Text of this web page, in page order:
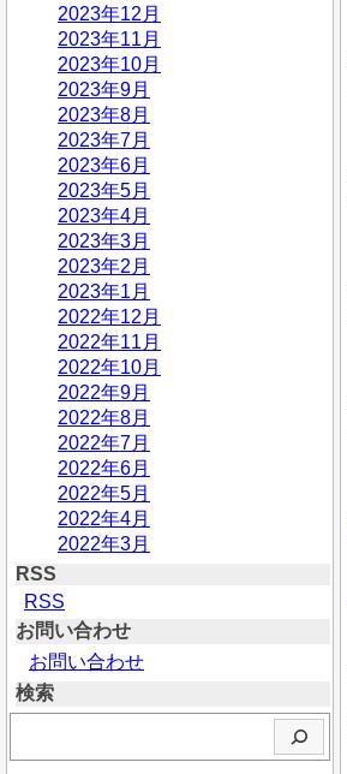
2023年12月
2023年11月
2023年10月
2023年9月
2023年8月
2023年7月
2023年6月
2023年5月
2023年4月
2023年3月
2023年2月
2023年1月
2022年12月
2022年11月
2022年10月
2022年9月
2022年8月
2022年7月
2022年6月
2022年5月
2022年4月
2022年3月
RSS
RSS
お問い合わせ
お問い合わせ
検索